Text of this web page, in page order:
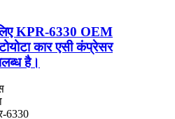
लिए KPR-6330 OEM
कार एसी कंप्रेसर
है।
6330